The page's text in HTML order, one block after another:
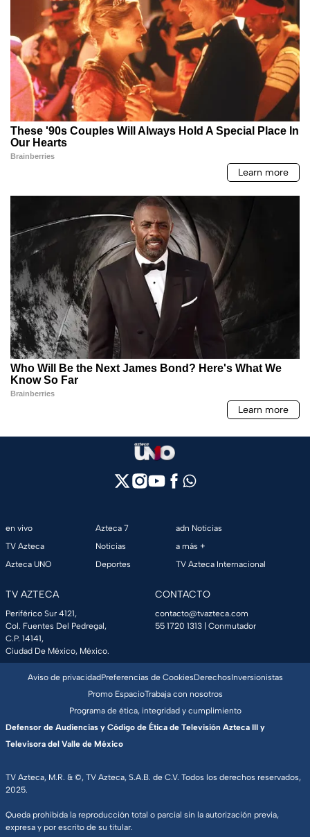
en vivo
TV Azteca
Azteca UNO
Azteca 7
Noticias
Deportes
adn Noticias
a más +
TV Azteca Internacional
TV AZTECA
Periférico Sur 4121,
Col. Fuentes Del Pedregal,
C.P. 14141,
Ciudad De México, México.
CONTACTO
contacto@tvazteca.com
55 1720 1313 | Conmutador
TV Azteca, M.R. & ©, TV Azteca, S.A.B. de C.V. Todos los derechos reservados,
2025.
Queda prohibida la reproducción total o parcial sin la autorización previa,
expresa y por escrito de su titular.
Aviso de privacidadPreferencias de CookiesDerechosInversionistas
Promo EspacioTrabaja con nosotros
Programa de ética, integridad y cumplimiento
Defensor de Audiencias y Código de Ética de Televisión Azteca III y
Televisora del Valle de México